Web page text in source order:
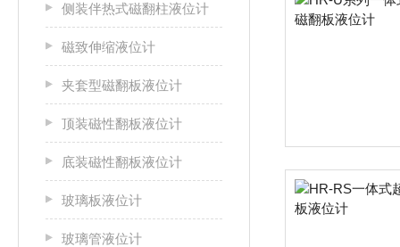
侧装伴热式磁翻柱液位计
磁致伸缩液位计
夹套型磁翻板液位计
顶装磁性翻板液位计
底装磁性翻板液位计
玻璃板液位计
玻璃管液位计